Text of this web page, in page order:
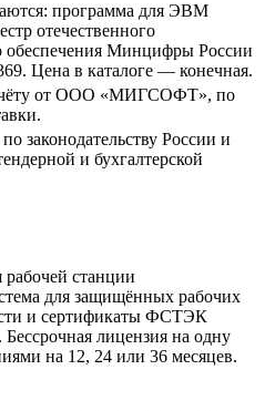
программа для ЭВМ
отечественного
обеспечения Минцифры России
Цена в каталоге — конечная.
от ООО «МИГСОФТ», по
законодательству России и
и бухгалтерской
станции
для защищённых рабочих
и сертификаты ФСТЭК
лицензия на одну
на 12, 24 или 36 месяцев.